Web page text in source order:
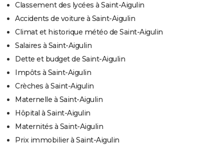
Classement des lycées à Saint-Aigulin
Accidents de voiture à Saint-Aigulin
Climat et historique météo de Saint-Aigulin
Salaires à Saint-Aigulin
Dette et budget de Saint-Aigulin
Impôts à Saint-Aigulin
Crèches à Saint-Aigulin
Maternelle à Saint-Aigulin
Hôpital à Saint-Aigulin
Maternités à Saint-Aigulin
Prix immobilier à Saint-Aigulin